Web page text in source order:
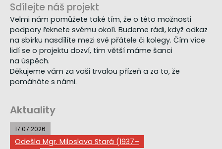
Sdílejte náš projekt
Velmi nám pomůžete také tím, že o této možnosti
podpory řeknete svému okolí. Budeme rádi, když odkaz
na sbírku nasdílíte mezi své přátele či kolegy. Čím více
lidí se o projektu dozví, tím větší máme šanci
na úspěch.
Děkujeme vám za vaši trvalou přízeň a za to, že
pomáháte s námi.
Aktuality
17.07 2026
Odešla Mgr. Miloslava Stará (1937–